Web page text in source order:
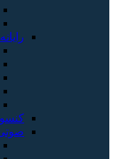
رایانه